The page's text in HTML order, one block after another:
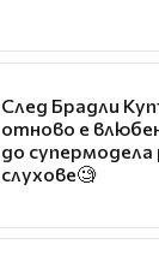
След Брадли
отново е
до супермодела
слухове🧐